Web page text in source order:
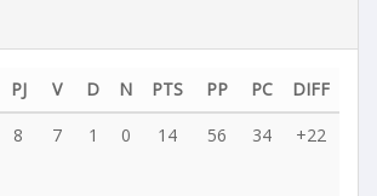
PJ V D N PTS PP PC
DIFF
8 7 1 0 14 56 34 +22